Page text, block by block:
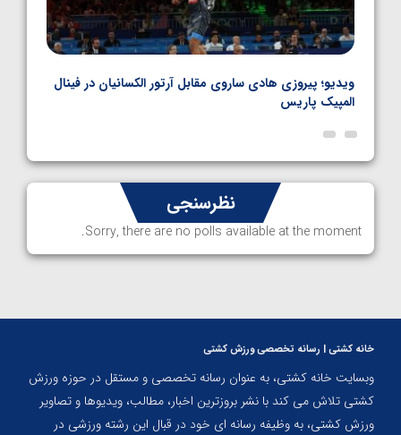
ویدیو؛ پیروزی هادی ساروی مقابل آرتور الکسانیان در فینال
المپیک پاریس
نظرسنجی
Sorry, there are no polls available at the moment.
خانه کشتی | رسانه تخصصی ورزش کشتی
وبسایت خانه کشتی، به عنوان رسانه تخصصی و مستقل در حوزه ورزش
کشتی تلاش می کند با نشر بروزترین اخبار، مطالب، ویدیوها و تصاویر
ورزش کشتی، به وظیفه رسانه ای خود در قبال این رشته ورزشی در